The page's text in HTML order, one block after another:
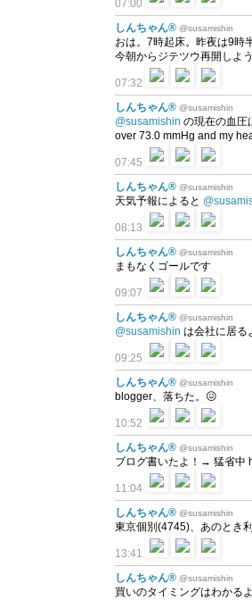
07:00
しんちゃん® @susamishin
おは。7時起床。昨夜は9時
今朝からジテツウ再開しよ
07:32
しんちゃん® @susamishin
@susamishin の現在の血圧
over 73.0 mmHg and my
07:45
しんちゃん® @susamishin
天気予報によると
08:13
しんちゃん® @susamishin
まもなくゴールです
09:07
しんちゃん® @susamishin
@susamishin は会社に居る
09:25
しんちゃん® @susamishin
blogger、落ちた。😖
10:52
しんちゃん® @susamishin
ブログ書いたよ！→ 猛省中
11:04
しんちゃん® @susamishin
東京個別(4745)、あのとき
13:41
しんちゃん® @susamishin
買いのタイミングはわかる